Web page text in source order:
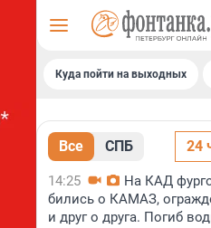
Куда пойти на выходных
Все СПБ 24
14:25
На КАД
бились о КАМАЗ,
и друг о друга. Погиб